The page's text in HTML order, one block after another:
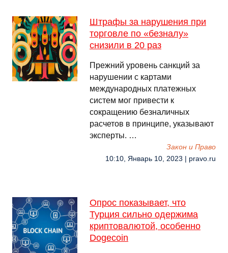
Штрафы за нарушения при
торговле по «безналу»
снизили в 20 раз
Прежний уровень санкций за
нарушении с картами
международных платежных
систем мог привести к
сокращению безналичных
расчетов в принципе, указывают
эксперты. …
Закон и Право
10:10, Январь 10, 2023 | pravo.ru
Опрос показывает, что
Турция сильно одержима
криптовалютой, особенно
Dogecoin